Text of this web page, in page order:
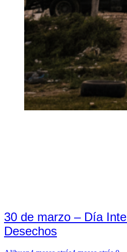
30 de marzo – Día
Desechos